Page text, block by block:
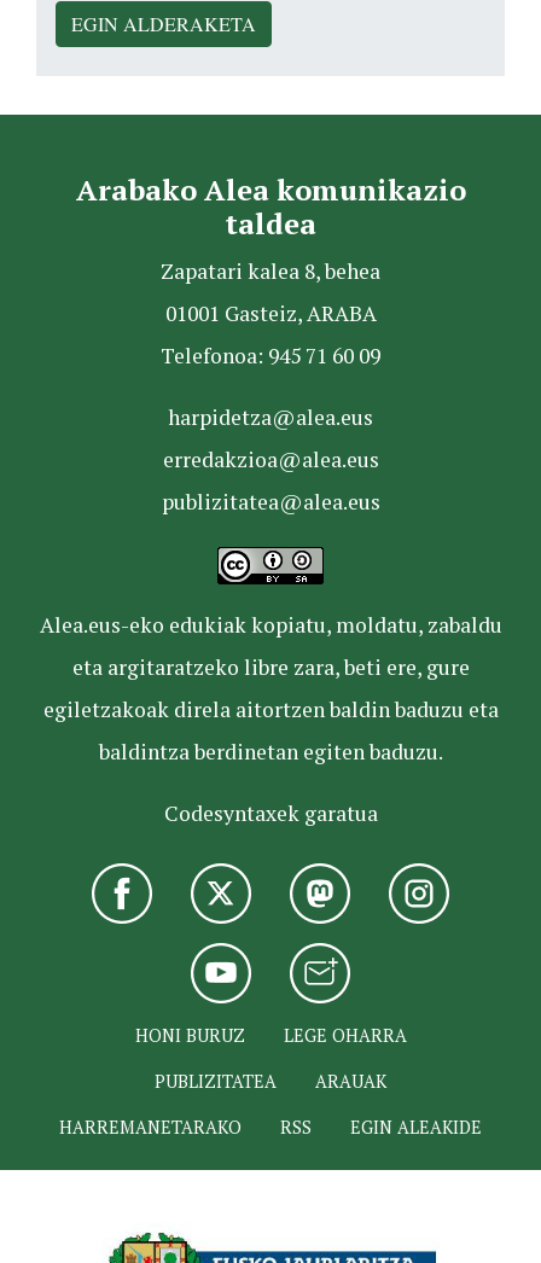
EGIN ALDERAKETA
Arabako Alea komunikazio
taldea
Zapatari kalea 8, behea
01001 Gasteiz, ARABA
Telefonoa: 945 71 60 09
harpidetza@alea.eus
erredakzioa@alea.eus
publizitatea@alea.eus
Alea.eus-eko edukiak kopiatu, moldatu, zabaldu
eta argitaratzeko libre zara, beti ere, gure
egiletzakoak direla aitortzen baldin baduzu eta
baldintza berdinetan egiten baduzu.
Codesyntaxek garatua
HONI BURUZ
LEGE OHARRA
PUBLIZITATEA
ARAUAK
HARREMANETARAKO
RSS EGIN ALEAKIDE